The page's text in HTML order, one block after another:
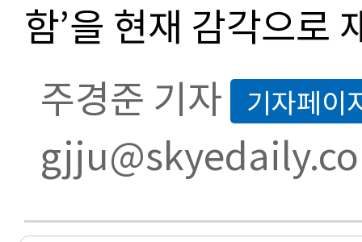
함’을 현재 감각으로
주경준 기자 기자페이